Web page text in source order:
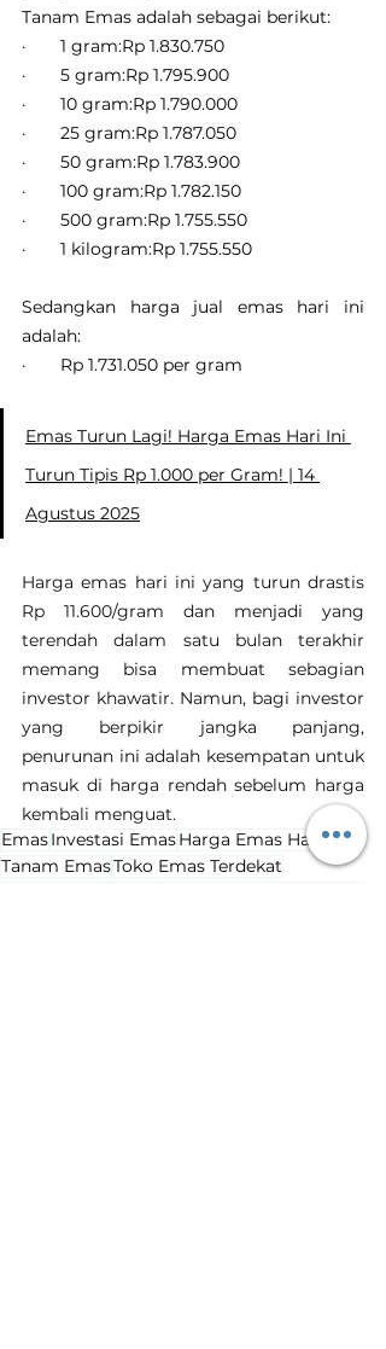
Tanam Emas adalah sebagai berikut:
·       1 gram:Rp 1.830.750
·       5 gram:Rp 1.795.900
·       10 gram:Rp 1.790.000
·       25 gram:Rp 1.787.050
·       50 gram:Rp 1.783.900
·       100 gram:Rp 1.782.150
·       500 gram:Rp 1.755.550
·       1 kilogram:Rp 1.755.550
Sedangkan harga jual emas hari ini
adalah:
·       Rp 1.731.050 per gram
Emas Turun Lagi! Harga Emas Hari Ini
Turun Tipis Rp 1.000 per Gram! | 14
Agustus 2025
Harga emas hari ini yang turun drastis
Rp 11.600/gram dan menjadi yang
terendah dalam satu bulan terakhir
memang bisa membuat sebagian
investor khawatir. Namun, bagi investor
yang berpikir jangka panjang,
penurunan ini adalah kesempatan untuk
masuk di harga rendah sebelum harga
kembali menguat.
EmasInvestasi EmasHarga Emas Hari Ini
Tanam EmasToko Emas Terdekat